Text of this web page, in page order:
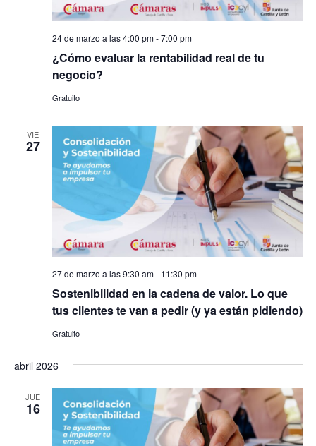
¿Cómo evaluar la rentabilidad real de tu
negocio?
24 de marzo a las 4:00 pm-7:00 pm
Gratuito
VIE
27
Sostenibilidad en la cadena de valor. Lo que
tus clientes te van a pedir (y ya están pidiendo)
27 de marzo a las 9:30 am- 11:30 pm
Gratuito
abril 2026
JUE
16